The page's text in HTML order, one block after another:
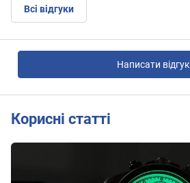
Всі відгуки
Написати відгук
Корисні статті